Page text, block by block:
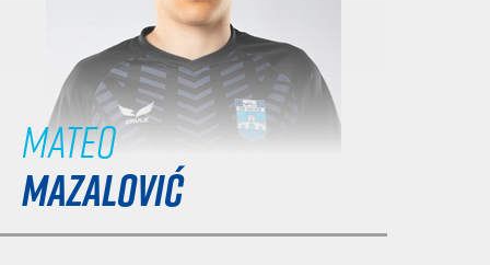
Mateo
MAZALOVIĆ